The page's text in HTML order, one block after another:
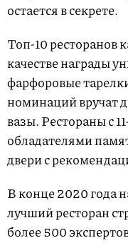
остается в секрете.
Топ-10 ресторанов
качестве награды
фарфоровые
номинаций вручат
вазы. Рестораны с
обладателями
двери с
В конце 2020 года
лучший ресторан
более 500